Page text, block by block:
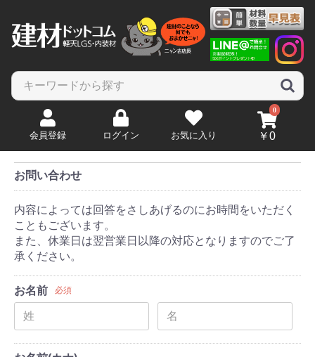
会員登録 ログイン お気に入り
0
￥0
お問い合わせ
内容によっては回答をさしあげるのにお時間をいただく
こともございます。
また、休業日は翌営業日以降の対応となりますのでご了
承ください。
お名前 必須